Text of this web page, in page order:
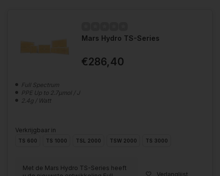
Mars Hydro TS-Series
€286,40
Full Spectrum
PPE Up to 2.7μmol / J
2.4g / Watt
Verkrijgbaar in
TS 600 TS 1000 TSL 2000 TSW 2000 TS 3000
Met de Mars Hydro TS-Series heeft
Verlanglijst